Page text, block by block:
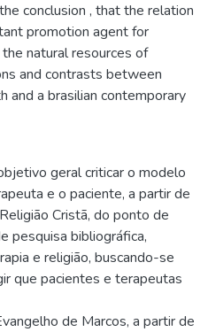
conclusion , that the relation
promotion agent for
natural resources of
and contrasts between
and a brasilian contemporary
geral criticar o modelo
e o paciente, a partir de
Cristã, do ponto de
pesquisa bibliográfica,
e religião, buscando-se
que pacientes e terapeutas
de Marcos, a partir de